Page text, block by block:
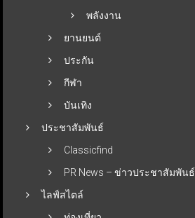
พลังงาน
ยานยนต์
ประกัน
กีฬา
บันเทิง
ประชาสัมพันธ์
Classicfind
PR News – ข่าวประชาสัมพันธ์
ไลฟ์สไตล์